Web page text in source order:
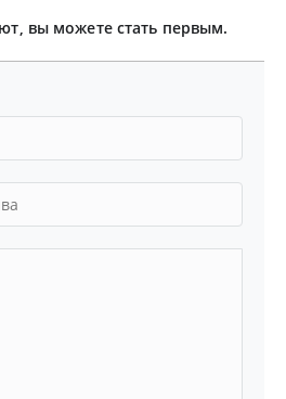
вы можете стать первым.